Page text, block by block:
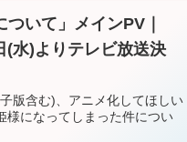
いて」メインPV｜
(水)よりテレビ放送決
版含む)、アニメ化してほしい
様になってしまった件につい